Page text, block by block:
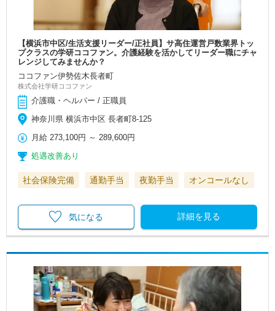
【横浜市中区/生活支援リーダー/正社員】サ高住運営戸数業界トッ
プクラスの学研ココファン。介護経験を活かしてリーダー職にチャ
レンジしてみませんか？
ココファン伊勢佐木長者町
株式会社学研ココファン
介護職・ヘルパー / 正職員
神奈川県 横浜市中区 長者町8-125
月給 273,100円 ～ 289,600円
処遇改善あり
社会保険完備 通勤手当 夜勤手当 オンコールなし
詳細を見る
気になる